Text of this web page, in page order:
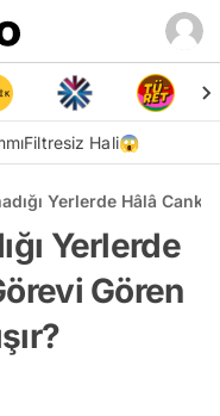
Filtresiz Hali😱
Yerlerde Hâlâ
Yerlerde
Gören